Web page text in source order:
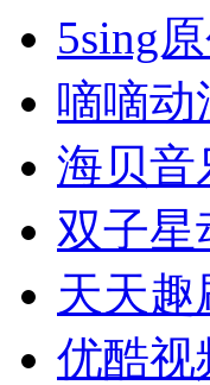
5sing
嘀嘀动
海贝音
双子星
天天趣
优酷视